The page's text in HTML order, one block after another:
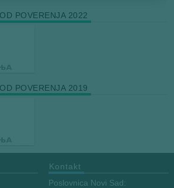
POVERENJA 2022
POVERENJA 2019
Kontakt
Poslovnica Novi Sad: